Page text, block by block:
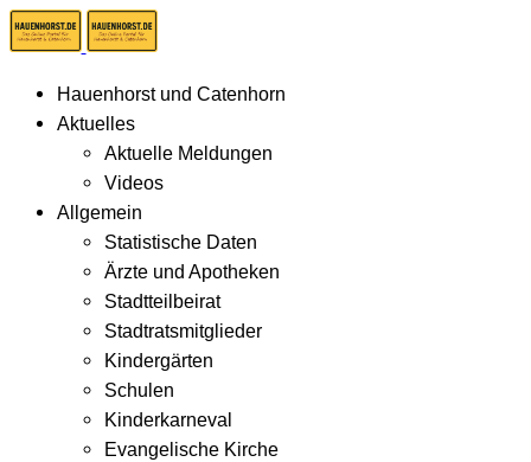
Hauenhorst und Catenhorn
Aktuelles
Aktuelle Meldungen
Videos
Allgemein
Statistische Daten
Ärzte und Apotheken
Stadtteilbeirat
Stadtratsmitglieder
Kindergärten
Schulen
Kinderkarneval
Evangelische Kirche